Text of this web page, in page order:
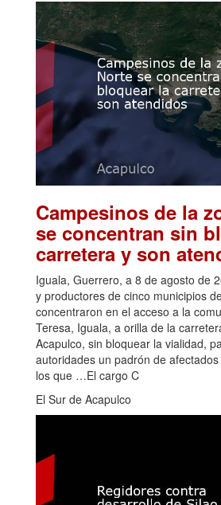
Campesinos de la
se concentran sin
carretera y son
Iguala, Guerrero, a 8 de agosto de
y productores de cinco municipios
concentraron en el acceso a la
Teresa, Iguala, a orilla de la
Acapulco, sin bloquear la vialidad,
autoridades un padrón de
los que …El cargo C
El Sur de Acapulco